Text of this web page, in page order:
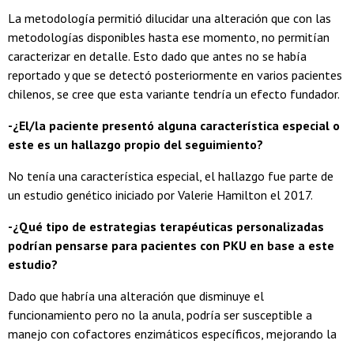
La metodología permitió dilucidar una alteración que con las
metodologías disponibles hasta ese momento, no permitían
caracterizar en detalle. Esto dado que antes no se había
reportado y que se detectó posteriormente en varios pacientes
chilenos, se cree que esta variante tendría un efecto fundador.
-¿El/la paciente presentó alguna característica especial o
este es un hallazgo propio del seguimiento?
No tenía una característica especial, el hallazgo fue parte de
un estudio genético iniciado por Valerie Hamilton el 2017.
-¿Qué tipo de estrategias terapéuticas personalizadas
podrían pensarse para pacientes con PKU en base a este
estudio?
Dado que habría una alteración que disminuye el
funcionamiento pero no la anula, podría ser susceptible a
manejo con cofactores enzimáticos específicos, mejorando la